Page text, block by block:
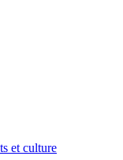
et culture